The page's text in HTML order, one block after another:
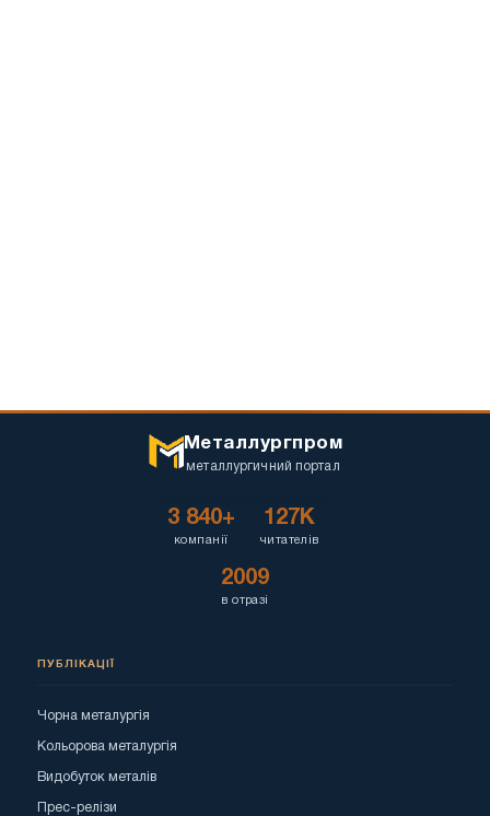
Металлургпром
металлургичний портал
3 840+
компанії
127K
читателів
2009
в отразі
ПУБЛІКАЦІЇ
Чорна металургія
Кольорова металургія
Видобуток металів
Прес-релізи